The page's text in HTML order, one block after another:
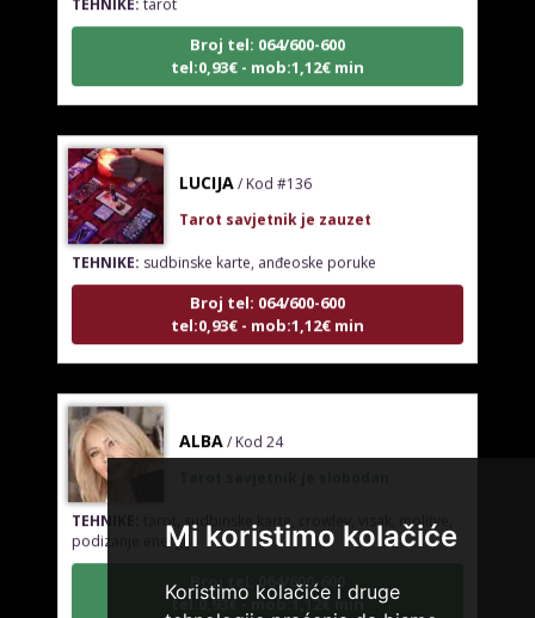
Mi koristimo kolačiće
Koristimo kolačiće i druge
Broj tel: 064/600-600
tel:0,93€ - mob:1,12€ min
/ Kod #136
Tarot savjetnik je zauzet
TEHNIKE:sudbinske karte, anđeoske poruke
Broj tel: 064/600-600
tel:0,93€ - mob:1,12€ min
/ Kod 24
TEHNIKE:
podizanje energije
tel:0,93€ - mob:1,12€ min